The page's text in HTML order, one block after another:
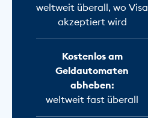
weltweit überall, wo Visa
akzeptiert wird
Kostenlos am
Geldautomaten
abheben:
weltweit fast überall